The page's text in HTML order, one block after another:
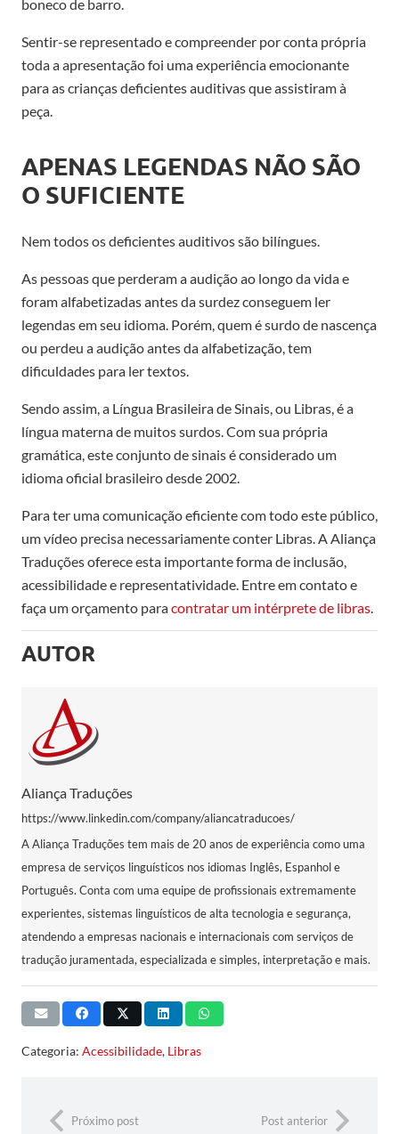
boneco de barro.
Sentir-se representado e compreender por conta própria
toda a apresentação foi uma experiência emocionante
para as crianças deficientes auditivas que assistiram à
peça.
APENAS LEGENDAS NÃO SÃO
O SUFICIENTE
Nem todos os deficientes auditivos são bilíngues.
As pessoas que perderam a audição ao longo da vida e
foram alfabetizadas antes da surdez conseguem ler
legendas em seu idioma. Porém, quem é surdo de nascença
ou perdeu a audição antes da alfabetização, tem
dificuldades para ler textos.
Sendo assim, a Língua Brasileira de Sinais, ou Libras, é a
língua materna de muitos surdos. Com sua própria
gramática, este conjunto de sinais é considerado um
idioma oficial brasileiro desde 2002.
Para ter uma comunicação eficiente com todo este público,
um vídeo precisa necessariamente conter Libras. A Aliança
Traduções oferece esta importante forma de inclusão,
acessibilidade e representatividade. Entre em contato e
faça um orçamento paracontratar um intérprete de libras.
AUTOR
Aliança Traduções
https://www.linkedin.com/company/aliancatraducoes/
A Aliança Traduções tem mais de 20 anos de experiência como uma
empresa de serviços linguísticos nos idiomas Inglês, Espanhol e
Português. Conta com uma equipe de profissionais extremamente
experientes, sistemas linguísticos de alta tecnologia e segurança,
atendendo a empresas nacionais e internacionais com serviços de
tradução juramentada, especializada e simples, interpretação e mais.
Categoria: Acessibilidade, Libras
Próximo post Post anterior